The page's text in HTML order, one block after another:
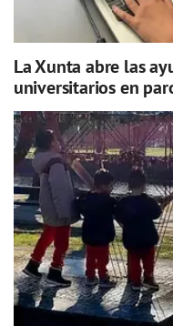
La Xunta abre las
universitarios en